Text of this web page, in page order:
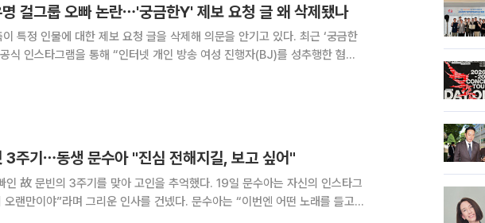
걸그룹 오빠 논란⋯'궁금한Y' 제보 요청 글 왜 삭제됐나
정 인물에 대한 제보 요청 글을 삭제해 의문을 안기고 있다. 최근 ‘궁금한
식 인스타그램을 통해 “인터넷 개인 방송 여성 진행자(BJ)를 성추행한 혐의
으로, 해당 인물은 서울
3주기⋯동생 문수아 "진심 전해지길, 보고 싶어"
의 3주기를 맞아 고인을 추억했다. 19일 문수아는 자신의 인스타그
라며 그리운 인사를 건넸다. 문수아는 “이번엔 어떤 노래를 들고